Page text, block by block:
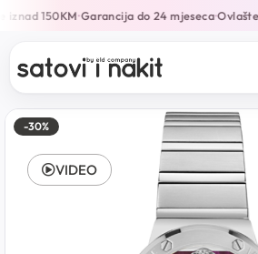
150KM•Garancija do 24 mjeseca•
-30%
VIDEO